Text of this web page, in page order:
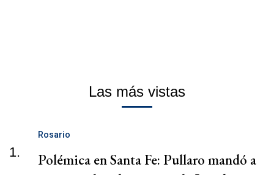
Las más vistas
1.
Rosario
Polémica en Santa Fe: Pullaro mandó a